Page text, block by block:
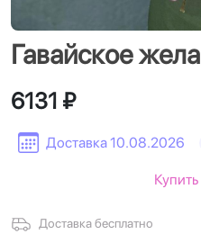
Гавайское
Доставка 10.08.2026
6131 ₽
Доставка бесплатно
Купить